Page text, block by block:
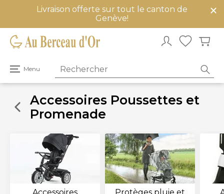
Livraison offerte sur tout le canton de
Genève!
Menu
Ouvrir
menu
principalAccessoires Poussettes et
Promenade